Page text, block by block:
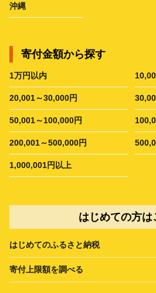
沖縄
寄付金額から探す
1万円以内
20,001～30,000円
50,001～100,000円
200,001～500,000円
1,000,001円以上
はじめての方は
はじめてのふるさと納税
寄付上限額を調べる